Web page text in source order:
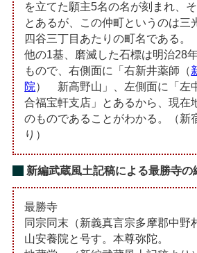
を立てた願主5名の名が刻まれ、
とあるが、この仲町というのは三
四谷三丁目あたりの町名である。
他の1基、磨滅した石標は明治28
もので、右側面に「右新井薬師（
院） 新高野山」、左側面に「左
合福宝軒支店」とあるから、現在
のものであることがわかる。（新
り）
新編武蔵風土記稿による最勝寺の
最勝寺
同宗同末（新義真言宗多摩郡中野
山安養院と号す。本尊弥陀。